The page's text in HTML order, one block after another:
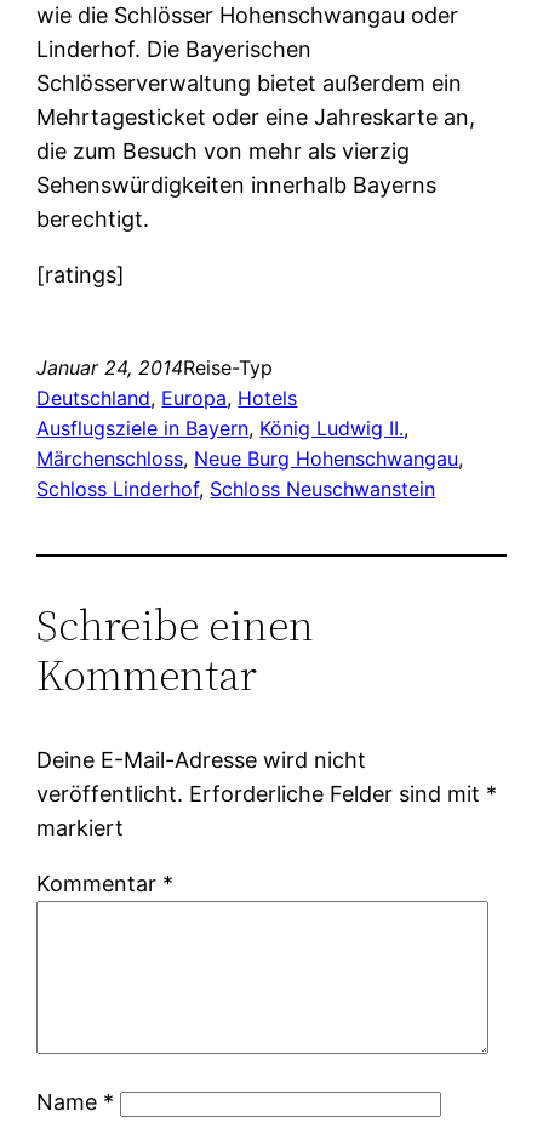
wie die Schlösser Hohenschwangau oder
Linderhof. Die Bayerischen
Schlösserverwaltung bietet außerdem ein
Mehrtagesticket oder eine Jahreskarte an,
die zum Besuch von mehr als vierzig
Sehenswürdigkeiten innerhalb Bayerns
berechtigt.
[ratings]
Januar 24, 2014Reise-Typ
Deutschland, Europa, Hotels
Ausflugsziele in Bayern, König Ludwig II.
Märchenschloss, Neue Burg Hohenschwangau
Schloss Linderhof, Schloss Neuschwanstein
Schreibe einen
Kommentar
Deine E-Mail-Adresse wird nicht
veröffentlicht. Erforderliche Felder sind mit *
markiert
Kommentar *
Name *